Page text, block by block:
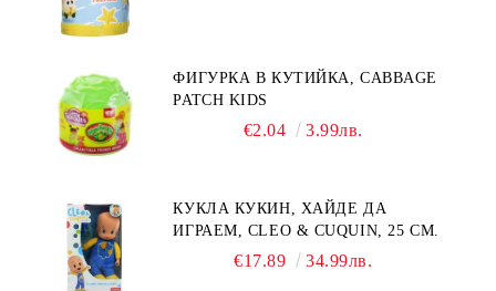
ФИГУРКА В КУТИЙКА, CABBAGE
PATCH KIDS
€2.04 3.99лв.
КУКЛА КУКИН, ХАЙДЕ ДА
ИГРАЕМ, CLEO & CUQUIN, 25 СМ.
€17.89 34.99лв.